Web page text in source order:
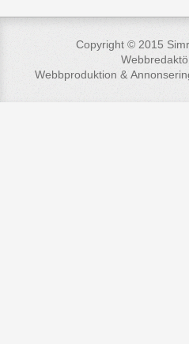
Copyright © 2015
Webbproduktion &